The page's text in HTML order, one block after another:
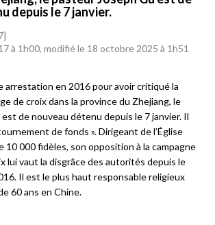
depuis le 7 janvier.
à 1h00, modifié le 18 octobre 2025 à 1h51
arrestation en 2016 pour avoir critiqué la
de croix dans la province du Zhejiang, le
de nouveau détenu depuis le 7 janvier. Il
de fonds ». Dirigeant de l’Église
10 000 fidèles, son opposition à la campagne
lui vaut la disgrâce des autorités depuis le
Il est le plus haut responsable religieux
60 ans en Chine.